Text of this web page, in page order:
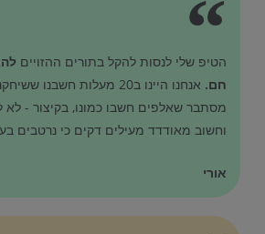
הטיפ שלי לנסות להקל בתורים ההזויים
חם.
אנחנו היינו ב20 מעלות
מסתבר שאלפים חשבו כמונו, בקיצור -
וחשוב מאודדד מעילים דקים כי נרטבים
אורי